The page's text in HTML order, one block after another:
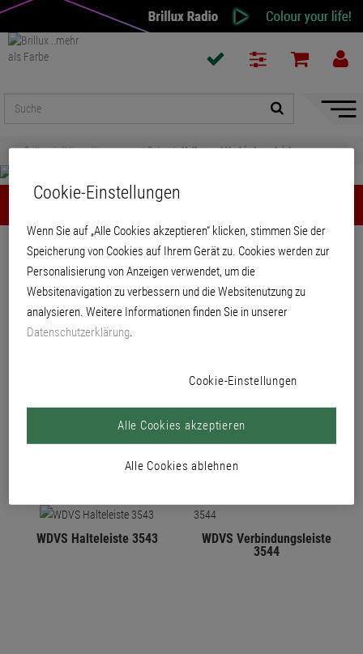
Brillux Wärmedämmung und Putze Halte- und Verbindungsleisten
Halte- und Verbindungsleisten
Teilen
Halte- und Verbindungsleisten
PRODUKTE
WDVS Halteleiste 3543
WDVS Verbindungsleiste
3544
Cookie-Einstellungen
Wenn Sie auf „Alle Cookies akzeptieren“ klicken, stimmen Sie der
Speicherung von Cookies auf Ihrem Gerät zu. Cookies werden zur
Personalisierung von Anzeigen verwendet, um die
Websitenavigation zu verbessern und die Websitenutzung zu
analysieren. Weitere Informationen finden Sie in unserer
Datenschutzerklärung.
Cookie-Einstellungen
Alle Cookies ablehnen
Alle Cookies akzeptieren